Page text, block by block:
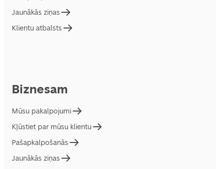
Jaunākās ziņas
Klientu atbalsts
Biznesam
Mūsu pakalpojumi
Kļūstiet par mūsu klientu
Pašapkalpošanās
Jaunākās ziņas